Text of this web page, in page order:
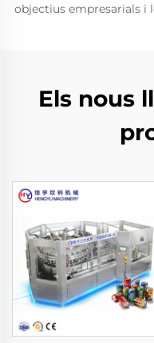
objectius empresarials i
Els nous